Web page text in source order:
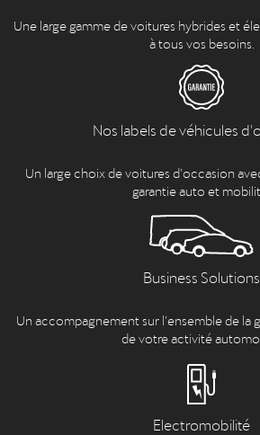
Une large gamme de voitures hybrides et
à tous vos besoins.
Nos labels de véhicules
Un large choix de voitures d’occasion
garantie auto et
Business Solutions
Un accompagnement sur l’ensemble de la
de votre activité
Electromobilité